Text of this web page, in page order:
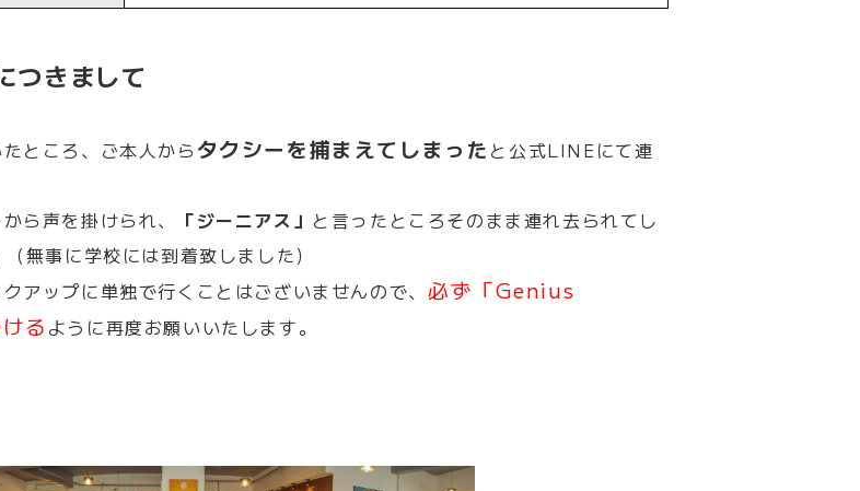
つきまして
ところ、ご本人からタクシーを捕まえてしまった と公式LINEにて連
ら声を掛けられ、
「ジーニアス」 と言ったところそのまま連れ去られてし
無事に学校には到着致しました）
アップに単独で行くことはございませんので、 必ず「Genius
る ように再度お願いいたします。